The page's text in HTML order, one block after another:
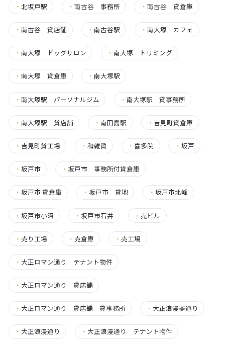
・ 北坂戸駅 ・南古谷 事務所 ・南古谷 貸倉庫
・ 南古谷 貸店舗 ・南古谷駅 ・南大塚 カフェ
・ 南大塚 ドッグサロン ・南大塚 トリミング
・ 南大塚 貸倉庫 ・南大塚駅
・ 南大塚駅 パーソナルジム ・南大塚駅 貸事務所
・ 南大塚駅 貸店舗 ・南田島駅 ・ 吉見町貸倉庫
・ 吉見町貸工場 ・和雑貨 ・喜多院 ・ 坂戸
・ 坂戸市 ・坂戸市 事務所付貸倉庫
・ 坂戸市 貸倉庫 ・坂戸市 貸地 ・坂戸市北峰
・ 坂戸市小沼 ・坂戸市石井 ・ 売ビル
・ 売り工場 ・ 売倉庫 ・ 売工場
・ 大正ロマン通り テナント物件
・ 大正ロマン通り 貸店舗
・ 大正ロマン通り 貸店舗 貸事務所 ・ 大正浪漫夢通り
・ 大正浪漫通り ・ 大正浪漫通り テナント物件